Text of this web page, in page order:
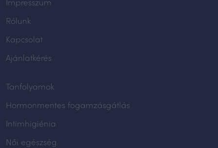
Rólunk
Kapcsolat
Ajánlatkérés
Tanfolyamok
Hormonmentes fogamzásgátlás
Intimhigiénia
Női egészség